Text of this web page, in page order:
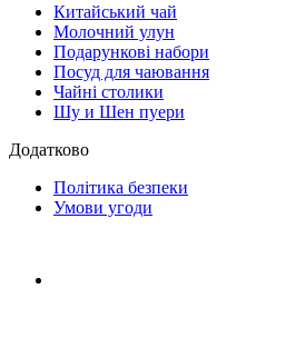
Китайський чай
Молочний улун
Подарункові набори
Посуд для чаювання
Чайні столики
Шу и Шен пуери
Додатково
Політика безпеки
Умови угоди